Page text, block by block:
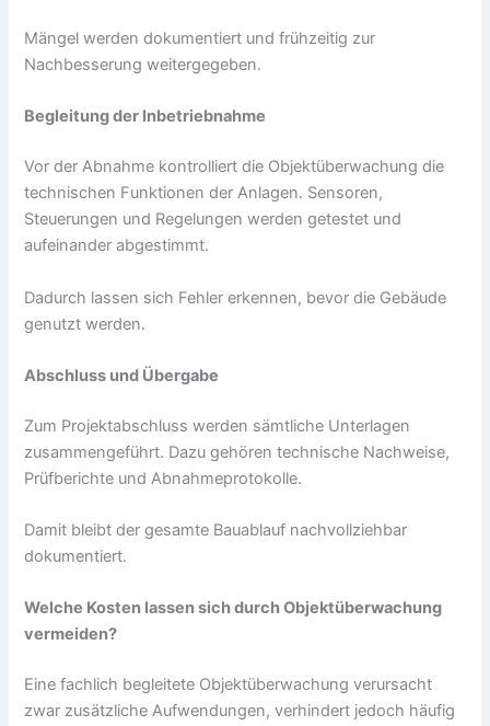
Mängel werden dokumentiert und frühzeitig zur
Nachbesserung weitergegeben.
Begleitung der Inbetriebnahme
Vor der Abnahme kontrolliert die Objektüberwachung die
technischen Funktionen der Anlagen. Sensoren,
Steuerungen und Regelungen werden getestet und
aufeinander abgestimmt.
Dadurch lassen sich Fehler erkennen, bevor die Gebäude
genutzt werden.
Abschluss und Übergabe
Zum Projektabschluss werden sämtliche Unterlagen
zusammengeführt. Dazu gehören technische Nachweise,
Prüfberichte und Abnahmeprotokolle.
Damit bleibt der gesamte Bauablauf nachvollziehbar
dokumentiert.
Welche Kosten lassen sich durch Objektüberwachung
vermeiden?
Eine fachlich begleitete Objektüberwachung verursacht
zwar zusätzliche Aufwendungen, verhindert jedoch häufig